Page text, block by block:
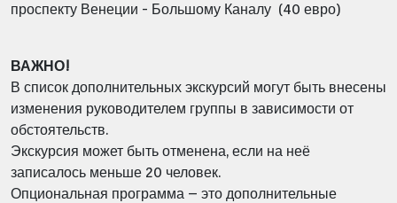
проспекту Венеции - Большому Каналу (40 евро)
ВАЖНО!
В список дополнительных экскурсий могут быть внесены
изменения руководителем группы в зависимости от
обстоятельств.
Экскурсия может быть отменена, если на неё
записалось меньше 20 человек.
Опциональная программа – это дополнительные